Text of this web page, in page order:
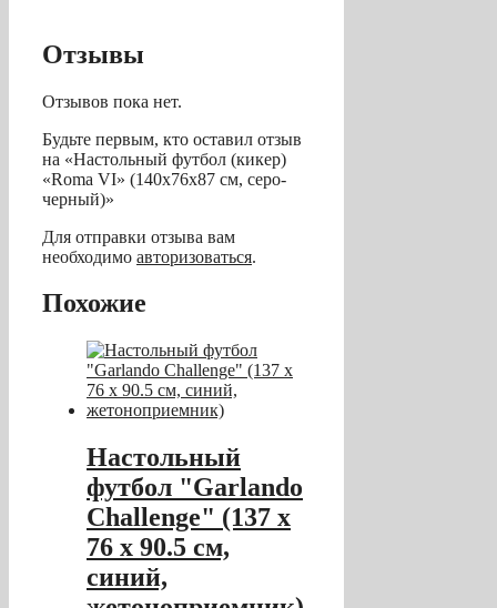
Отзывы
Отзывов пока нет.
Будьте первым, кто оставил отзыв
на «Настольный футбол (кикер)
«Roma VI» (140x76x87 см, серо-
черный)»
Для отправки отзыва вам
необходимо авторизоваться.
Похожие
Настольный
футбол "Garlando
Challenge" (137 x
76 x 90.5 см,
синий,